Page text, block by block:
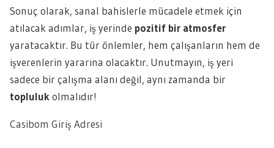
Sonuç olarak, sanal bahislerle mücadele etmek için
atılacak adımlar, iş yerinde pozitif bir atmosfer
yaratacaktır. Bu tür önlemler, hem çalışanların hem de
işverenlerin yararına olacaktır. Unutmayın, iş yeri
sadece bir çalışma alanı değil, aynı zamanda bir
topluluk olmalıdır!
Casibom Giriş Adresi